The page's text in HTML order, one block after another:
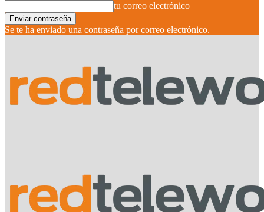
tu correo electrónico
Se te ha enviado una contraseña por correo electrónico.